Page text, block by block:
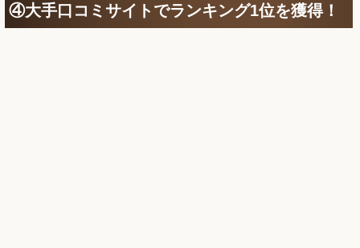
④大手口コミサイトでランキング1位を獲得！